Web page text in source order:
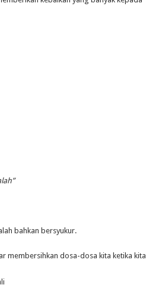
bahkan bersyukur.
membersihkan dosa-dosa kita ketika kita